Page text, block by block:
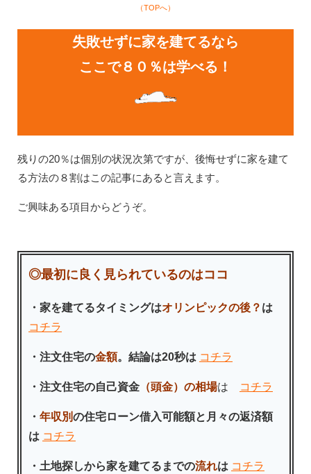
（TOPへ）
失敗せずに家を建てるなら
ここで８０％は学べる！
残りの20％は個別の状況次第ですが、後悔せずに家を建て
る方法の８割はこの記事にあると言えます。
ご興味ある項目からどうぞ。
◎最初に良く見られているのはココ
・家を建てるタイミングはオリンピックの後？ は
コチラ
・注文住宅の金額。結論は20秒は コチラ
・注文住宅の自己資金 （頭金）の相場は コチラ
・ 年収別の住宅ローン借入可能額と月々の返済額
は コチラ
・土地探しから家を建てるまでの流れは コチラ